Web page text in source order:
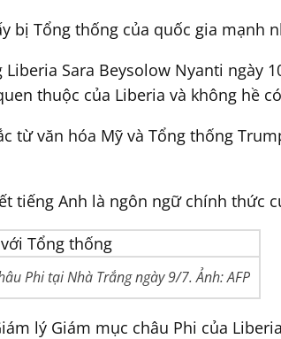
bị Tổng thống của quốc gia mạnh
Sara Beysolow Nyanti ngày
thuộc của Liberia và không hề
từ văn hóa Mỹ và Tổng thống
tiếng Anh là ngôn ngữ chính thức
Phi tại Nhà Trắng ngày 9/7. Ảnh: AFP
lý Giám mục châu Phi của